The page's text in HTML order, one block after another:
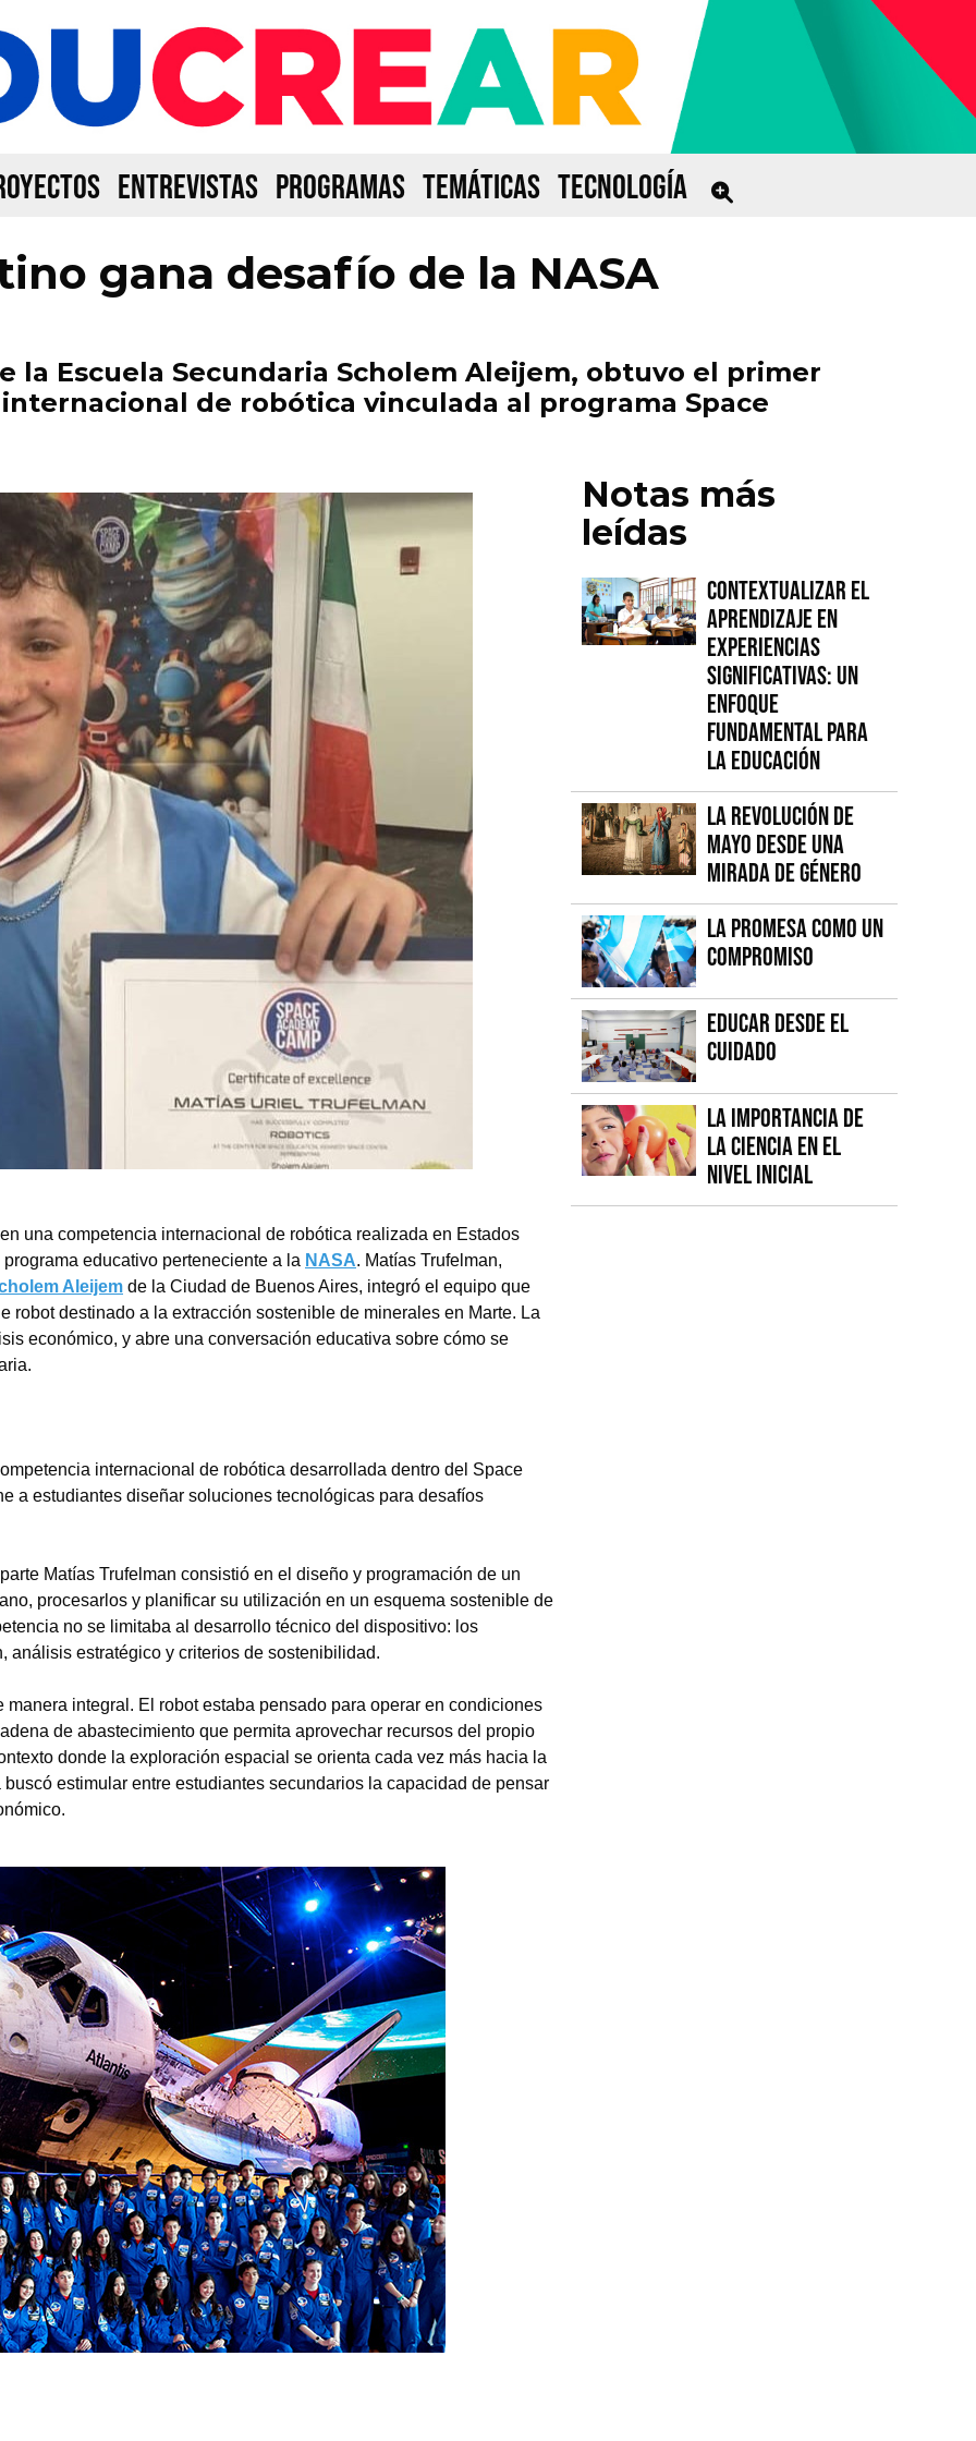
ENTREVISTAS PROGRAMAS TEMÁTICAS TECNOLOGÍA
gana desafío de la NASA
la Escuela Secundaria Scholem Aleijem, obtuvo el primer
de robótica vinculada al programa Space
una competencia internacional de robótica realizada en Estados
programa educativo perteneciente a la NASA. Matías Trufelman,
Aleijem de la Ciudad de Buenos Aires, integró el equipo que
robot destinado a la extracción sostenible de minerales en Marte. La
económico, y abre una conversación educativa sobre cómo se
internacional de robótica desarrollada dentro del Space
a estudiantes diseñar soluciones tecnológicas para desafíos
Matías Trufelman consistió en el diseño y programación de un
procesarlos y planificar su utilización en un esquema sostenible de
no se limitaba al desarrollo técnico del dispositivo: los
análisis estratégico y criterios de sostenibilidad.
integral. El robot estaba pensado para operar en condiciones
de abastecimiento que permita aprovechar recursos del propio
donde la exploración espacial se orienta cada vez más hacia la
estimular entre estudiantes secundarios la capacidad de pensar
Notas más
leídas
Contextualizar el
Aprendizaje en
Experiencias
Significativas: Un
Enfoque
fundamental para
la Educación
La Revolución de
Mayo desde una
mirada de género
La promesa como un
compromiso
Educar desde el
cuidado
La importancia de
la Ciencia en el
Nivel Inicial